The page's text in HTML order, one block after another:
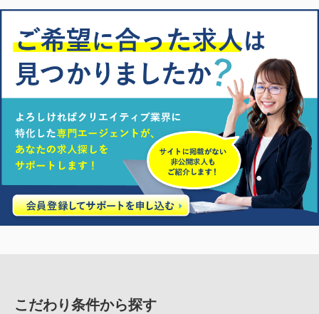
こだわり条件から探す